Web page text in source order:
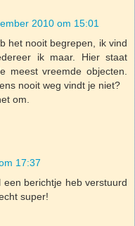
2010 om 15:01
het nooit begrepen, ik vind
ik maar. Hier staat
meest vreemde objecten.
nooit weg vindt je niet?
om.
17:37
berichtje heb verstuurd
super!